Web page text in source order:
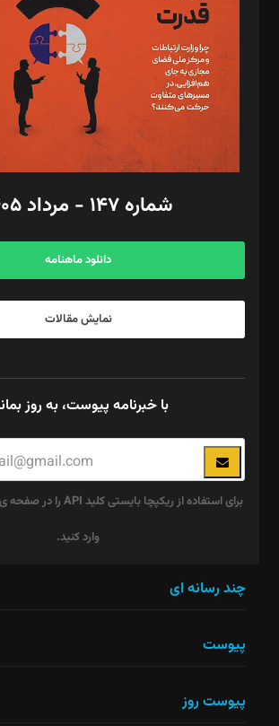
رستمی،مصطفی باستان
ویرایش: نگار استاد‌‌آقا
طراح یونیفرم: مجید توکلی
فیلمبرداری و عکاسی: امیر شفیعی، مانی لطفی زاده
گرافیک و صفحه‌آرایی: سید‌سبحان‌علی ثابت
مد‌یر توسعه تجاری: کامبیز برید‌
امور مالی: شاپور رهبری، محمد‌ کاظمی‌نیا
آگهی و مشترکین: ۰۹۱۹۹۹۹۰۴۵۴
شماره ۱۴۷ - مرداد ۱۴۰۵
دانلود ماهنامه
نمایش مقالات
با خبرنامه پیوست، به روز
وارد کنید.
نباید
چند رسانه ای
پیوست
پیوست روز